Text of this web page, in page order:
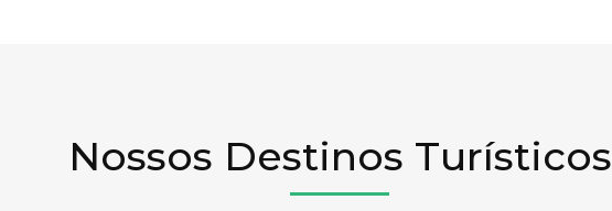
Nossos Destinos Turísticos